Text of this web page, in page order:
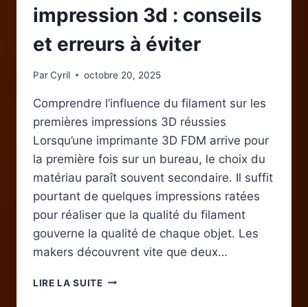
impression 3d : conseils
et erreurs à éviter
ParCyril octobre 20, 2025
Comprendre l’influence du filament sur les
premières impressions 3D réussies
Lorsqu’une imprimante 3D FDM arrive pour
la première fois sur un bureau, le choix du
matériau paraît souvent secondaire. Il suffit
pourtant de quelques impressions ratées
pour réaliser que la qualité du filament
gouverne la qualité de chaque objet. Les
makers découvrent vite que deux…
LIRE LA SUITECHOISIR